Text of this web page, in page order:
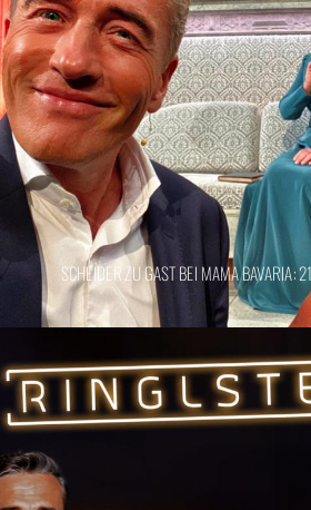
SCHEIDER ZU GAST BEI MAMA BAVARIA: